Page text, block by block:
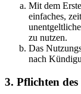
Mit dem
einfaches,
zu nutzen.
Das
nach
3. Pflichten des